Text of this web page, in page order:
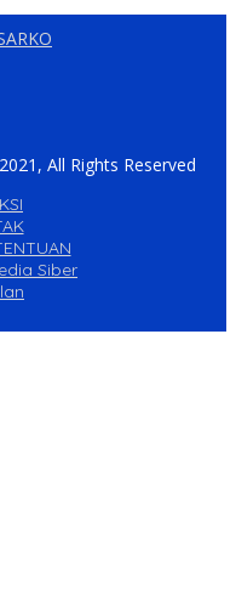
All Rights Reserved
Siber